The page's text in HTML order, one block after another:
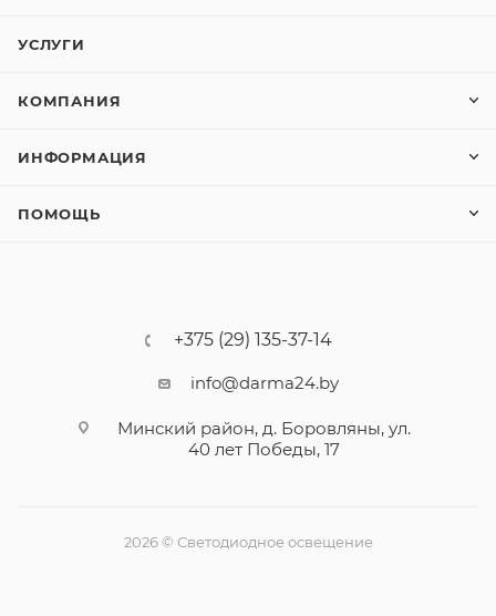
УСЛУГИ
КОМПАНИЯ
ИНФОРМАЦИЯ
ПОМОЩЬ
+375 (29) 135-37-14
info@darma24.by
Минский район, д. Боровляны, ул.
40 лет Победы, 17
2026 © Светодиодное освещение